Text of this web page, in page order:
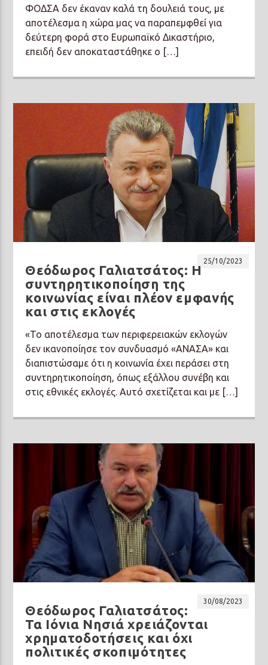
ΦΟΔΣΑ δεν έκαναν καλά τη δουλειά τους, με
αποτέλεσμα η χώρα μας να παραπεμφθεί για
δεύτερη φορά στο Ευρωπαϊκό Δικαστήριο,
επειδή δεν αποκαταστάθηκε ο […]
25/10/2023
Θεόδωρος Γαλιατσάτος: Η
συντηρητικοποίηση της
κοινωνίας είναι πλέον εμφανής
και στις εκλογές
«Το αποτέλεσμα των περιφερειακών εκλογών
δεν ικανοποίησε τον συνδυασμό «ΑΝΑΣΑ» και
διαπιστώσαμε ότι η κοινωνία έχει περάσει στη
συντηρητικοποίηση, όπως εξάλλου συνέβη και
στις εθνικές εκλογές. Αυτό σχετίζεται και με […]
30/08/2023
Θεόδωρος Γαλιατσάτος:
Τα Ιόνια Νησιά χρειάζονται
χρηματοδοτήσεις και όχι
πολιτικές σκοπιμότητες